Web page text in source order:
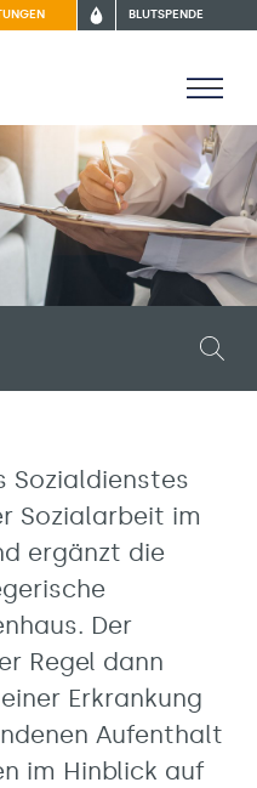
BLUTSPENDE
Sozialdienstes
Sozialarbeit im
ergänzt die
Der
Regel dann
Erkrankung
Aufenthalt
im Hinblick auf